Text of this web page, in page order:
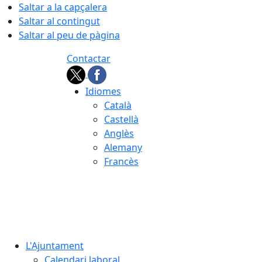
Saltar a la capçalera
Saltar al contingut
Saltar al peu de pàgina
Contactar
Idiomes
Català
Castellà
Anglès
Alemany
Francès
L'Ajuntament